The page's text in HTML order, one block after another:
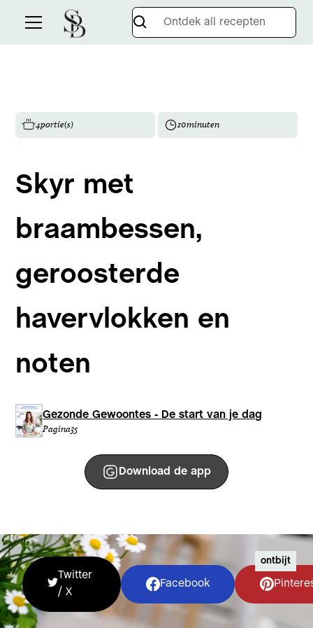
4portie(s) 10minuten
Skyr met
braambessen,
geroosterde
havervlokken en
noten
Gezonde Gewoontes - De start van je dag
Pagina35
Download de app
Twitter
/ X
Facebook
ontbijt